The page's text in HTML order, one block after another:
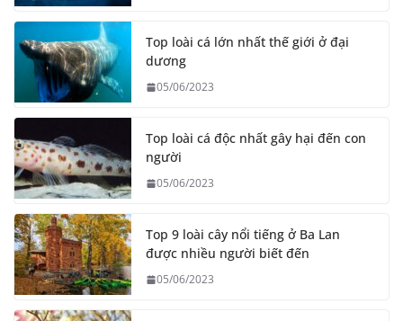
Top loài cá lớn nhất thế giới ở đại
dương
05/06/2023
Top loài cá độc nhất gây hại đến con
người
05/06/2023
Top 9 loài cây nổi tiếng ở Ba Lan
được nhiều người biết đến
05/06/2023